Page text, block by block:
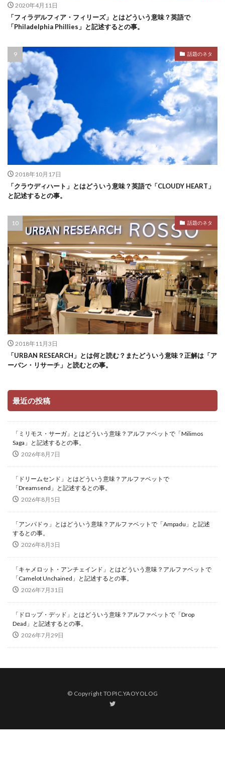
2020年4月11日
「フィラデルフィア・フィリーズ」とはどういう意味？英語で
「Philadelphia Phillies」と記述するとの事。
話題のネタ
2018年10月17日
「クラウディハート」とはどういう意味？英語で「CLOUDY HEART」
と記述するとの事。
話題のネタ
2018年11月3日
「URBAN RESEARCH」とは何と読む？またどういう意味？正解は「ア
ーバン・リサーチ」と読むとの事。
最近の投稿
「ミリモス・サーガ」とはどういう意味？アルファベットで「Milimos
Saga」と記述するとの事。
2026年8月7日
「ドリームセンド」とはどういう意味？アルファベットで
「Dreamsend」と記述するとの事。
2026年8月5日
「アンパドゥ」とはどういう意味？アルファベットで「Ampadu」と記述
するとの事。
2026年8月3日
「キャメロット・アンチェインド」とはどういう意味？アルファベットで
「Camelot Unchained」と記述するとの事。
2026年7月31日
「ドロップ・デッド」とはどういう意味？アルファベットで「Drop
Dead」と記述するとの事。
2026年7月29日
© Copyright TOPIC.YAOYOLOG